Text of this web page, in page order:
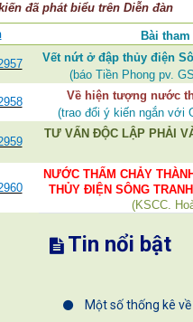
đã phát biểu trên Diễn đàn
Bài
Vết nứt ở đập thủy điện
(báo Tiền Phong pv.
Về hiện tượng nước
(trao đổi ý kiến ngắn với
TƯ VẤN ĐỘC LẬP PHẢI
NƯỚC THẤM CHẢY
THỦY ĐIỆN SÔNG
(KSCC.
Tin nổi bật
Một số thống kê